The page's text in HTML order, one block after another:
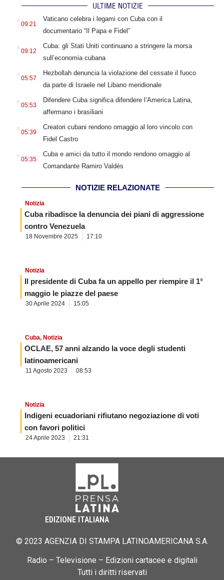
ULTIME NOTIZIE
. 09:21
Vaticano celebra i legami con Cuba con il
documentario “Il Papa e Fidel”
. 09:12
Cuba: gli Stati Uniti continuano a stringere la morsa
sull’economia cubana
. 05:57
Hezbollah denuncia la violazione del cessate il fuoco
da parte di Israele nel Libano meridionale
. 05:53
Difendere Cuba significa difendere l’America Latina,
affermano i brasiliani
. 05:39
Creatori cubani rendono omaggio al loro vincolo con
Fidel Castro
. 05:35
Cuba e amici da tutto il mondo rendono omaggio al
Comandante Ramiro Valdés
NOTIZIE RELAZIONATE
Notizia
Cuba ribadisce la denuncia dei piani di aggressione
contro Venezuela
18 Novembre 2025 17:10
Notizia
Il presidente di Cuba fa un appello per riempire il 1°
maggio le piazze del paese
30 Aprile 2024 15:05
Cuba, Notizia
OCLAE, 57 anni alzando la voce degli studenti
latinoamericani
11 Agosto 2023 08:53
Notizia
Indigeni ecuadoriani rifiutano negoziazione di voti
con favori politici
24 Aprile 2023 21:31
EDIZIONE ITALIANA
© 2023 AGENZIA DI STAMPA LATINOAMERICANA S.A.
Radio – Televisione – Edizioni cartacee e digitali
Tutti i diritti riservati